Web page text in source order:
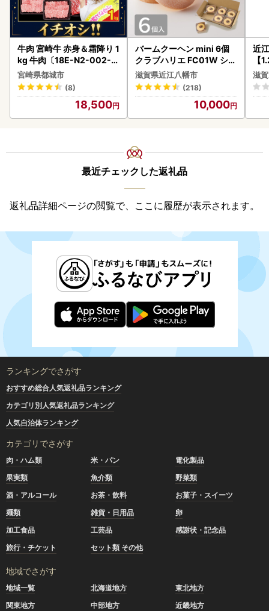
牛肉 宮崎牛 赤身＆霜降り 1
kg 牛肉〔18E-N2-002-1
kg-S4A6-CF〕
宮崎県都城市
(8)
18,500
バームクーヘン mini 6個
クラブハリエ FC01W シェ
アボックス バウムクーヘ
ン
滋賀県近江八幡市
(218)
10,000
近
【
】
滋
最近チェックした返礼品
返礼品詳細ページの閲覧で、ここに履歴が表示されます。
ランキングでさがす
おすすめ総合人気返礼品ランキング
カテゴリ別人気返礼品ランキング
人気自治体ランキング
カテゴリでさがす
肉・ハム類 米・パン
電化製品
果実類
魚介類
野菜類
酒・アルコール
お茶・飲料
お菓子・スイーツ
麺類
雑貨・日用品
卵
加工食品
工芸品
感謝状・記念品
旅行・チケット
セット類 その他
地域でさがす
地域一覧 北海道地方
東北地方
関東地方
中部地方
近畿地方